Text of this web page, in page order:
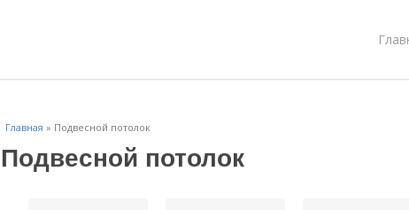
Главная » Подвесной потолок
Подвесной потолок